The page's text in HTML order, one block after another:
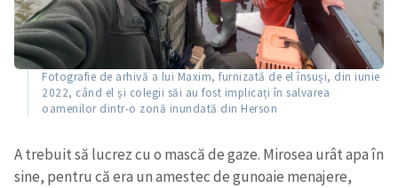
Fotografie de arhivă a lui Maxim, furnizată de el însuși, din iunie
2022, când el și colegii săi au fost implicați în salvarea
oamenilor dintr-o zonă inundată din Herson
A trebuit să lucrez cu o mască de gaze. Mirosea urât apa în
sine, pentru că era un amestec de gunoaie menajere,